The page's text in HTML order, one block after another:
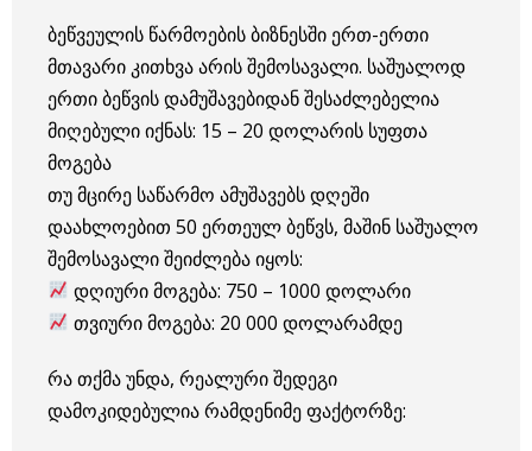
ბეწვეულის წარმოების ბიზნესში ერთ-ერთი
მთავარი კითხვა არის შემოსავალი. საშუალოდ
ერთი ბეწვის დამუშავებიდან შესაძლებელია
მიღებული იქნას: 15 – 20 დოლარის სუფთა
მოგება
თუ მცირე საწარმო ამუშავებს დღეში
დაახლოებით 50 ერთეულ ბეწვს, მაშინ საშუალო
შემოსავალი შეიძლება იყოს:
დღიური მოგება: 750 – 1000 დოლარი
თვიური მოგება: 20 000 დოლარამდე
რა თქმა უნდა, რეალური შედეგი
დამოკიდებულია რამდენიმე ფაქტორზე: